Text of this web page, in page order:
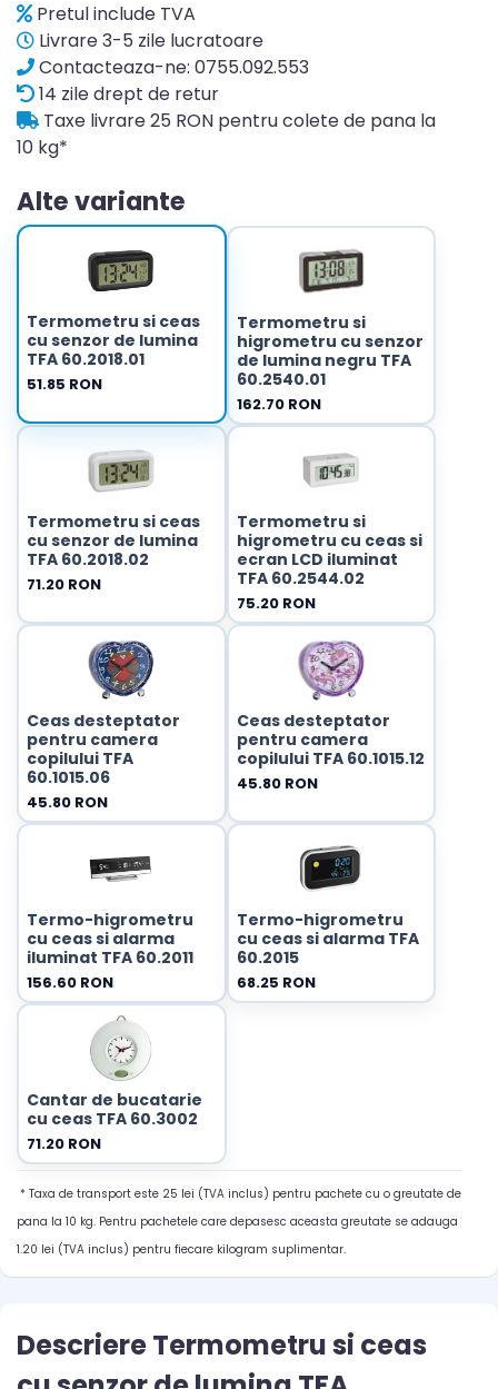
Pretul include TVA
Livrare 3-5 zile lucratoare
Contacteaza-ne: 0755.092.553
14 zile drept de retur
Taxe livrare 25 RON pentru colete de pana la
10 kg*
Alte variante
Termometru si ceas
cu senzor de lumina
TFA 60.2018.01
51.85 RON
Termometru si
higrometru cu senzor
de lumina negru TFA
60.2540.01
162.70 RON
Termometru si ceas
cu senzor de lumina
TFA 60.2018.02
71.20 RON
Termometru si
higrometru cu ceas si
ecran LCD iluminat
TFA 60.2544.02
75.20 RON
Ceas desteptator
pentru camera
copilului TFA
60.1015.06
45.80 RON
Ceas desteptator
pentru camera
copilului TFA 60.1015.12
45.80 RON
Termo-higrometru
cu ceas si alarma
iluminat TFA 60.2011
156.60 RON
Termo-higrometru
cu ceas si alarma TFA
60.2015
68.25 RON
Cantar de bucatarie
cu ceas TFA 60.3002
71.20 RON
* Taxa de transport este 25 lei (TVA inclus) pentru pachete cu o greutate de
pana la 10 kg. Pentru pachetele care depasesc aceasta greutate se adauga
1.20 lei (TVA inclus) pentru fiecare kilogram suplimentar.
Descriere Termometru si ceas